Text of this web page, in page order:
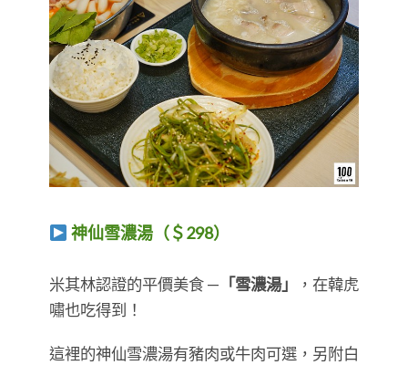
神仙雪濃湯（＄298）
​​​​​​​米其林認證的平價美食 — 「雪濃湯」
，在韓虎
嘯也吃得到！
這裡的神仙雪濃湯有豬肉或牛肉可選，另附白